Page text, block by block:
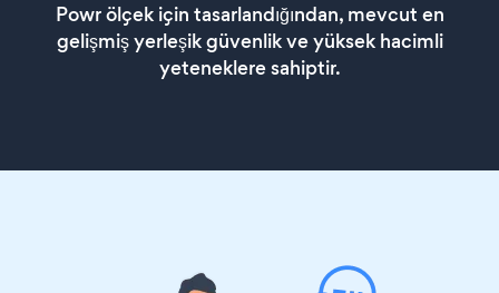
Powr ölçek için tasarlandığından, mevcut en
gelişmiş yerleşik güvenlik ve yüksek hacimli
yeteneklere sahiptir.